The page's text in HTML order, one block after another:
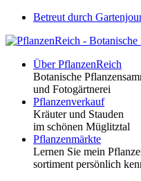
Betreut durch
Über PflanzenReich
Botanische
und Fotogärtnerei
Pflanzenverkauf
Kräuter und Stauden
im schönen Müglitztal
Pflanzenmärkte
Lernen Sie mein
sortiment persönlich